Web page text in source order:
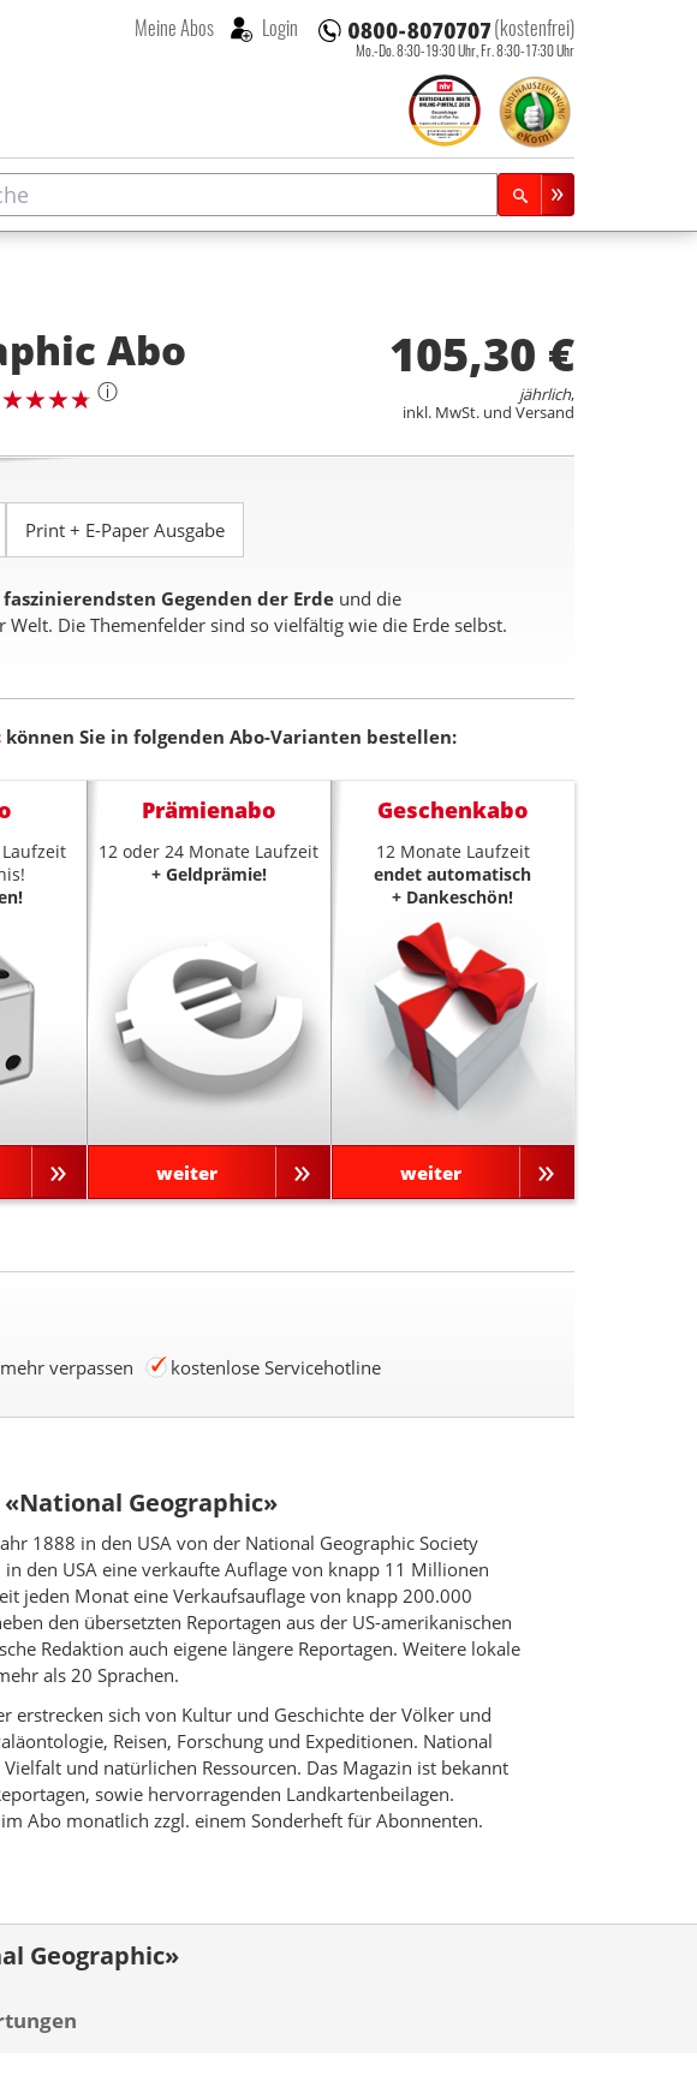
(kostenfrei)
Mo.-Do. 8:30-19:30 Uhr, Fr. 8:30-17:30 Uhr
Meine Abos Login
Abo
ⓘ
105,30 €
jährlich,
inkl. MwSt. und Versand
Print + E-Paper Ausgabe
Gegenden der Erde und die
Die Themenfelder sind so vielfältig wie die Erde selbst.
können Sie in folgenden Abo-Varianten bestellen:
Prämienabo
12 oder 24 Monate Laufzeit
+ Geldprämie!
weiter
Geschenkabo
12 Monate Laufzeit
endet automatisch
+ Dankeschön!
weiter
verpassen kostenlose Servicehotline
Geographic»
1888 in den USA von der National Geographic Society
den USA eine verkaufte Auflage von knapp 11 Millionen
jeden Monat eine Verkaufsauflage von knapp 200.000
den übersetzten Reportagen aus der US-amerikanischen
Redaktion auch eigene längere Reportagen. Weitere lokale
als 20 Sprachen.
erstrecken sich von Kultur und Geschichte der Völker und
Reisen, Forschung und Expeditionen. National
und natürlichen Ressourcen. Das Magazin ist bekannt
sowie hervorragenden Landkartenbeilagen.
Abo monatlich zzgl. einem Sonderheft für Abonnenten.
Geographic»